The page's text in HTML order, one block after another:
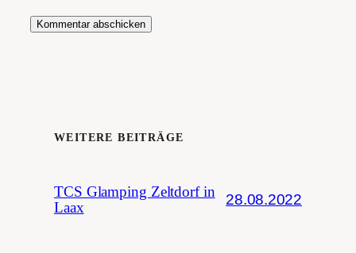
WEITERE BEITRÄGE
TCS Glamping Zeltdorf in
Laax
28.08.2022